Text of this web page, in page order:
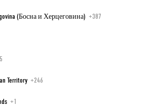
(Босна и Херцеговина) +387
Territory +246
+1